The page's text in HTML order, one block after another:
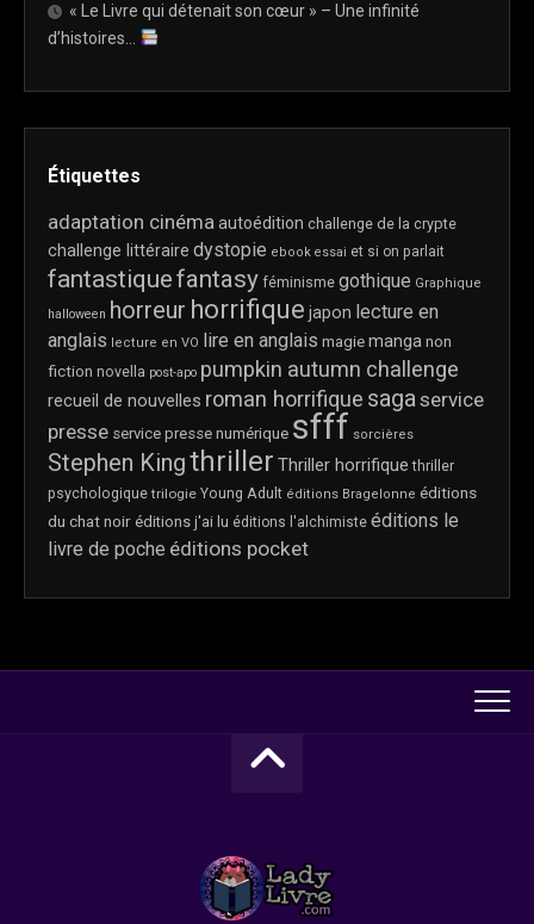
« Le Livre qui détenait son cœur » – Une infinité
d’histoires…
Étiquettes
adaptation cinémaautoédition challenge de la crypte
challenge littéraire dystopie ebook essai et si on parlait
fantastiquefantasy féminisme gothique Graphique
halloween horreur horrifique japon lecture en
anglais lecture en VO lire en anglais magie manga non
fiction novella post-apo pumpkin autumn challenge
recueil de nouvelles roman horrifique sagaservice
presse service presse numérique sfff sorcières
Stephen Kingthriller Thriller horrifique thriller
psychologique trilogie Young Adult éditions Bragelonne éditions
du chat noir éditions j'ai lu éditions l'alchimiste éditions le
livre de poche éditions pocket